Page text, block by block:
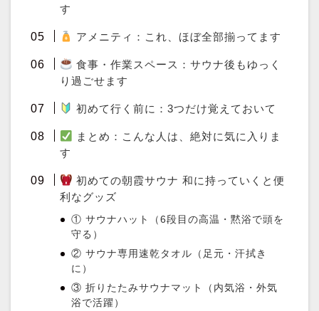
す
アメニティ：これ、ほぼ全部揃ってます
食事・作業スペース：サウナ後もゆっく
り過ごせます
初めて行く前に：3つだけ覚えておいて
まとめ：こんな人は、絶対に気に入りま
す
初めての朝霞サウナ 和に持っていくと便
利なグッズ
① サウナハット（6段目の高温・黙浴で頭を
守る）
② サウナ専用速乾タオル（足元・汗拭き
に）
③ 折りたたみサウナマット（内気浴・外気
浴で活躍）